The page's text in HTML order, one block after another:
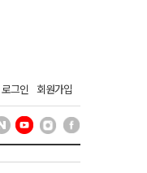
로그인 회원가입